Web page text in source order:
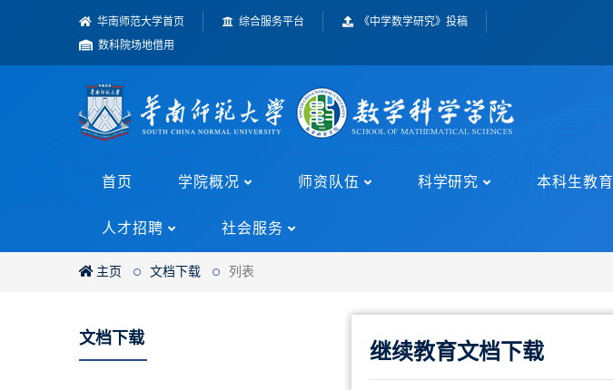
华南师范大学首页 综合服务平台
《中学数学研究》投稿
数科院场地借用
首页 学院概况 师资队伍 科学研究 本科生教育
人才招聘 社会服务
主页 文档下载 列表
文档下载 继续教育文档下载